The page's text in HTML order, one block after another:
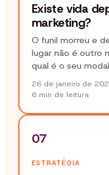
Existe vida
marketing?
O funil morreu e
lugar não é outro
qual é o seu
26 de janeiro de
6 min de leitura
07
ESTRATÉGIA